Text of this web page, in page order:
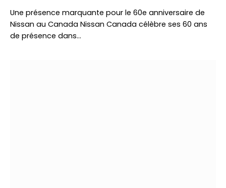
Une présence marquante pour le 60e anniversaire de
Nissan au Canada Nissan Canada célèbre ses 60 ans
de présence dans…